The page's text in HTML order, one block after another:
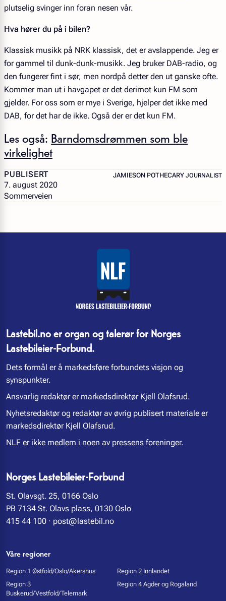
plutselig svinger inn foran nesen vår.
Hva hører du på i bilen?
Klassisk musikk på NRK klassisk, det er avslappende. Jeg er
for gammel til dunk-dunk-musikk. Jeg bruker DAB-radio, og
den fungerer fint i sør, men nordpå detter den ut ganske ofte.
Kommer man ut i havgapet er det derimot kun FM som
gjelder. For oss som er mye i Sverige, hjelper det ikke med
DAB, for det har de ikke. Også der er det kun FM.
Les også: Barndomsdrømmen som ble
virkelighet
PUBLISERT
7. august 2020
JAMIESON POTHECARY –
JOURNALIST
Sommerveien
Lastebil.no er organ og talerør for Norges
Lastebileier-Forbund.
Dets formål er å markedsføre forbundets visjon og
synspunkter.
Ansvarlig redaktør er markedsdirektør Kjell Olafsrud.
Nyhetsredaktør og redaktør av øvrig publisert materiale er
markedsdirektør Kjell Olafsrud.
NLF er ikke medlem i noen av pressens foreninger.
Norges Lastebileier-Forbund
St. Olavsgt. 25, 0166 Oslo
PB 7134 St. Olavs plass, 0130 Oslo
415 44 100 · post@lastebil.no
Våre regioner
Region 1 Østfold/Oslo/Akershus
Region 2 Innlandet
Region 3
Buskerud/Vestfold/Telemark
Region 4 Agder og Rogaland